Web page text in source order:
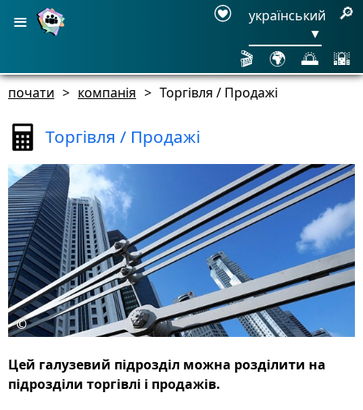
≡
український
▼
🔎
🎬 🌍 🌅 🌇
почати > компанія > Торгівля / Продажі
Торгівля / Продажі
©
Цей галузевий підрозділ можна розділити на
підрозділи торгівлі і продажів.